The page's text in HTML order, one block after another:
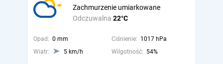
Odczuwalna 22°C
Zachmurzenie umiarkowane
Opad: 0 mm Ciśnienie: 1017 hPa
Wiatr:
5 km/h Wilgotność: 54%